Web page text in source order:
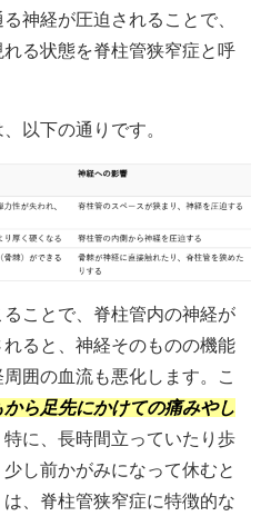
神経が圧迫されることで、
る状態を脊柱管狭窄症と呼
以下の通りです。
ことで、脊柱管内の神経が
ると、神経そのものの機能
囲の血流も悪化します。こ
ら足先にかけての痛みやし
に、長時間立っていたり歩
し前かがみになって休むと
、脊柱管狭窄症に特徴的な